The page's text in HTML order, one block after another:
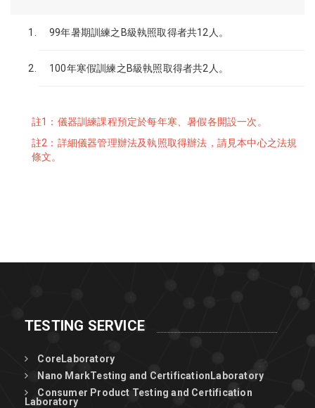
99年暑期訓練之B級執照取得者共12人。
100年寒假訓練之B級執照取得者共2人。
註1：儀器訓練課程預定於每年寒、暑假各開設一次。
註2：詳細儀器管理辦法及執照取得辦法，請見本中心之法規
條文。
TESTING SERVICE
CoreLaboratory
Nano MarkTesting and CertificationLaboratory
Consumer Product Testing and Certification
Laboratory